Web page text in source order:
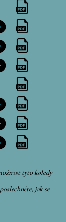
tyto koledy
jak se